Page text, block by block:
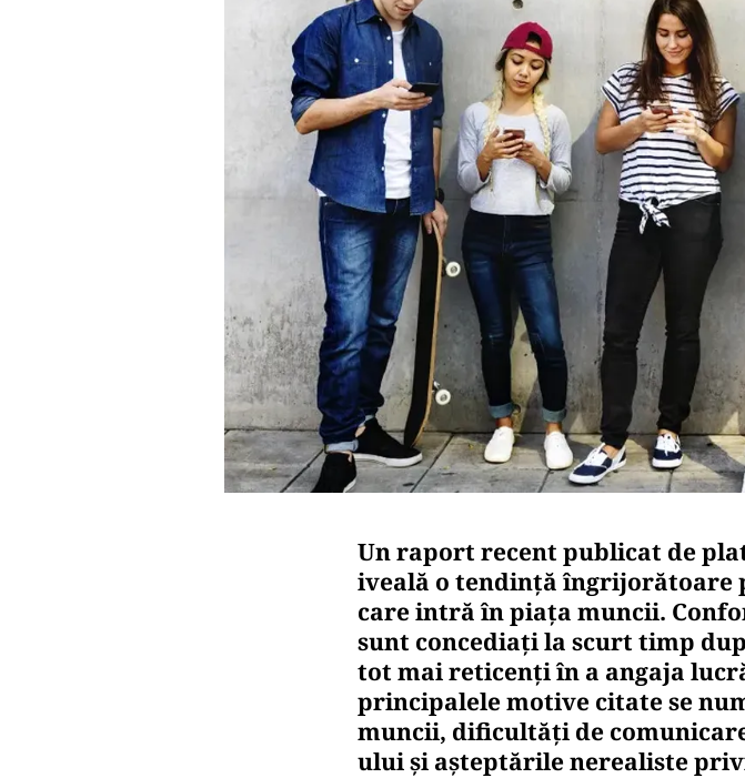
Un raport recent publicat de
iveală o tendință îngrijorătoare
care intră în piața muncii.
sunt concediați la scurt timp
tot mai reticenți în a angaja
principalele motive citate se
muncii, dificultăți de
ului și așteptările nerealiste